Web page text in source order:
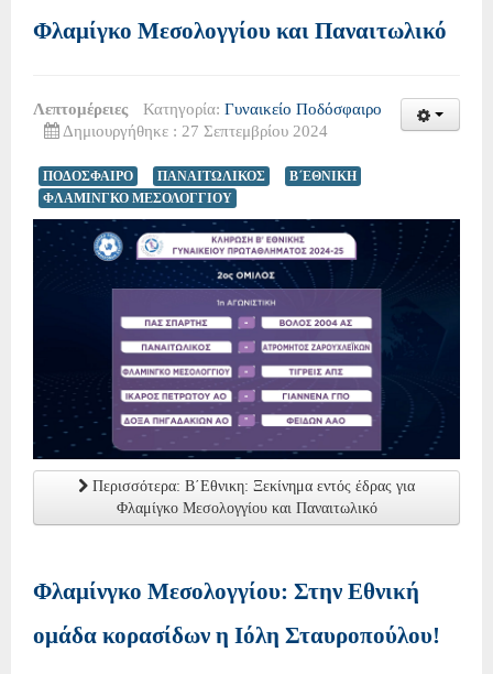
Φλαμίγκο Μεσολογγίου και Παναιτωλικό
Λεπτομέρειες Κατηγορία: Γυναικείο Ποδόσφαιρο
Δημιουργήθηκε : 27 Σεπτεμβρίου 2024
ΠΟΔΟΣΦΑΙΡΟ ΠΑΝΑΙΤΩΛΙΚΟΣ
Β΄ΕΘΝΙΚΗ
ΦΛΑΜΙΝΓΚΟ ΜΕΣΟΛΟΓΓΙΟΥ
Περισσότερα: Β΄Εθνικη: Ξεκίνημα εντός έδρας για
Φλαμίγκο Μεσολογγίου και Παναιτωλικό
Φλαμίνγκο Μεσολογγίου: Στην Εθνική
ομάδα κορασίδων η Ιόλη Σταυροπούλου!